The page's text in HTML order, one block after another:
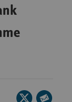
Seite